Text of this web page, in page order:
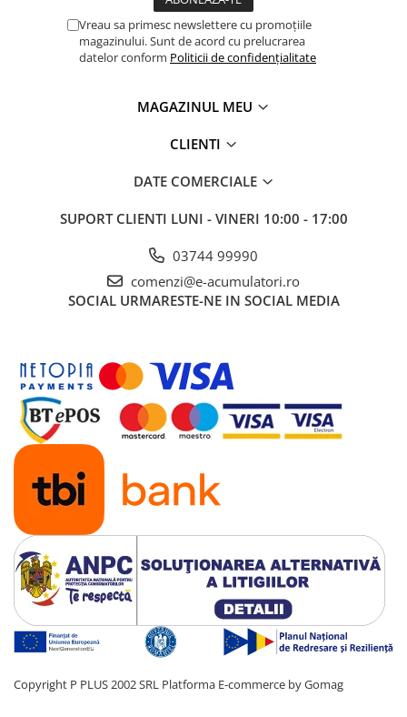
Vreau sa primesc newslettere cu promoțiile
magazinului. Sunt de acord cu prelucrarea
datelor conform Politicii de confidențialitate
MAGAZINUL MEU
CLIENTI
DATE COMERCIALE
SUPORT CLIENTI LUNI - VINERI 10:00 - 17:00
03744 99990
comenzi@e-acumulatori.ro
SOCIAL URMARESTE-NE IN SOCIAL MEDIA
Copyright P PLUS 2002 SRL Platforma E-commerce by Gomag